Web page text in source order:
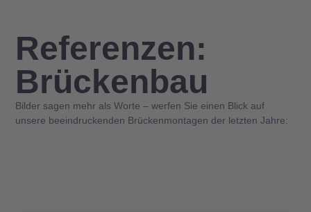
Referenzen:
Brücken­bau
Bilder sagen mehr als Worte – werfen Sie einen Blick auf
unsere beeindruckenden Brückenmontagen der letzten Jahre: